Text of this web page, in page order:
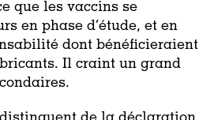
que les vaccins se
en phase d’étude, et en
dont bénéficieraient
Il craint un grand